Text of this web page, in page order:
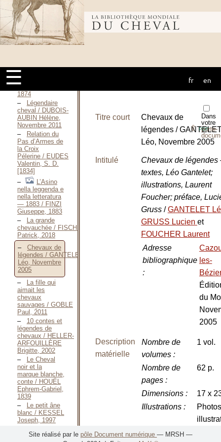
Bibliothèque
mondiale du
cheval
☰ fr en
Pierre, 2002
Les chevaux
illustres / DAVY
Pierre, Octobre
2011
les Légendes
animales / GUBERNATIS
Angelo DE,
1874
Légendaire
cheval / DUBOIS-
AUBIN Hélène,
Novembre 2011
Relation du
Pas d’Armes de
la Croix
Pélerine / EUDES
Valentin, S. D.
[1834]
L’Asino
nella leggenda e
nella letteratura
— 1883 / FINZI
Giuseppe, 1883
La grande
chevauchée / FISCHMANN
Patrick, 2018
Chevaux de
légendes / GANTELET
Léo, Novembre
2005
La fille qui
aimait les
chevaux
sauvages / GOBLE
Paul, 2011
10 contes et
légendes de
chevaux / HELLER-
ARFOUILLÈRE
Brigitte, 2002
Le Cheval
noir et la
marque blanche,
conte / HOUËL
Ephrem-Gabriel,
1839
Le petit âne
blanc / KESSEL
Joseph, 1997
cheval / LAMIGEON
Dans
votre
porte-
⇪PDF
Titre court
Chevaux de
légendes /
Léo, Novembre 2005
Intitulé
Chevaux de
textes, Léo Gantelet;
illustrations, Laurent
Foucher; préface,
Gruss /GANTELET
GRUSS Lucien et
FOUCHER Laurent
Adresse
bibliographique
:
les-
du
2005
Description
matérielle
Nombre de
volumes:
1 vol.
Nombre de
pages:
62 p.
Dimensions:
17 x
Illustrations:
Langue(s) Français
Site réalisé par le pôle Document numérique — MRSH —